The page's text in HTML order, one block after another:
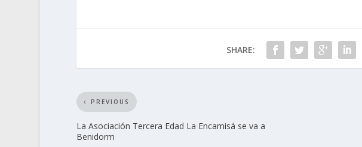
SHARE:
PREVIOUS
La Asociación Tercera Edad La Encamisá se va a
Benidorm